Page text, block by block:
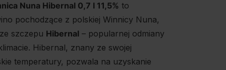
Nuna Hibernal 0,7 l 11,5% to
pochodzące z polskiej Winnicy Nuna,
szczepu Hibernal – popularnej odmiany
Hibernal, znany ze swojej
temperatury, pozwala na uzyskanie